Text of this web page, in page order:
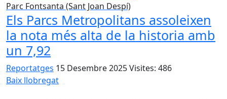
Parc Fontsanta (Sant Joan Despí)
Els Parcs Metropolitans assoleixen
la nota més alta de la historia amb
un 7,92
Reportatges 15 Desembre 2025Visites: 486
Baix llobregat